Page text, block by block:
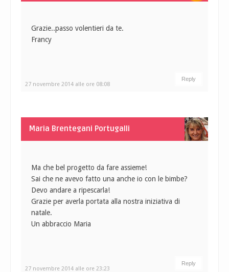
27 novembre 2014 alle ore 08:08
Grazie..passo volentieri da te.
Francy
Reply
Maria Brentegani Portugalli
27 novembre 2014 alle ore 23:23
Ma che bel progetto da fare assieme!
Sai che ne avevo fatto una anche io con le bimbe?
Devo andare a ripescarla!
Grazie per averla portata alla nostra iniziativa di
natale.
Un abbraccio Maria
Reply